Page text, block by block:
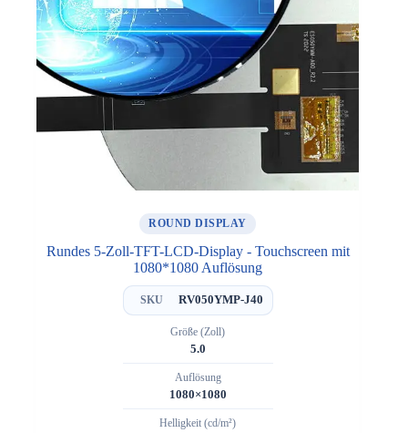
ROUND DISPLAY
Rundes 5-Zoll-TFT-LCD-Display - Touchscreen mit
1080*1080 Auflösung
SKU RV050YMP-J40
Größe (Zoll)
5.0
Auflösung
1080×1080
Helligkeit (cd/m²)